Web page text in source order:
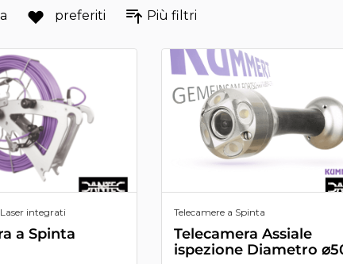
preferiti Più filtri
integrati
a Spinta
Telecamere a Spinta
Telecamera Assiale
ispezione Diametro